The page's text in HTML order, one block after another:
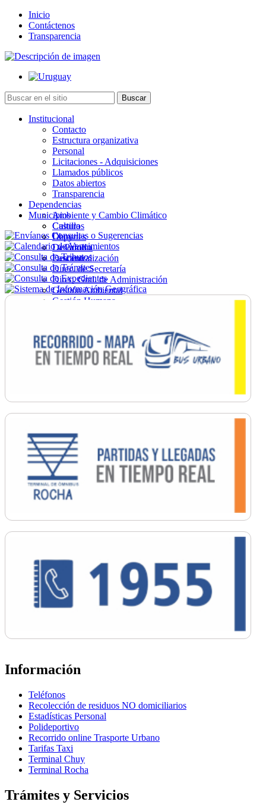
Inicio
Contáctenos
Transparencia
Institucional
Contacto
Estructura organizativa
Personal
Licitaciones - Adquisiciones
Llamados públicos
Datos abiertos
Transparencia
Dependencias
Ambiente y Cambio Climático
Cultura
Deportes
Desarrollo
Descentralización
Direc. de Secretaría
Direc. Gral. de Administración
Gestión Ambiental
Gestión Humana
Ordenamiento
Promoción Social
Salud
Secretaría General
Municipios
Castillos
Chuy
La Paloma
Lascano
Información
Teléfonos
Recolección de residuos NO domiciliarios
Estadísticas Personal
Polideportivo
Recorrido online Trasporte Urbano
Tarifas Taxi
Terminal Chuy
Terminal Rocha
Trámites y Servicios